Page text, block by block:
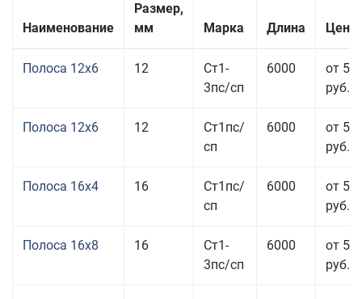
Наименование
Размер,
мм
Марка Длина Цена
Полоса 12x6 12
Ст1-
3пс/сп
6000
от 53
руб.
Полоса 12x6 12
Ст1пс/
сп
6000
от 53
руб.
Полоса 16x4 16
Ст1пс/
сп
6000
от 53
руб.
Полоса 16x8 16
Ст1-
3пс/сп
6000
от 55
руб.